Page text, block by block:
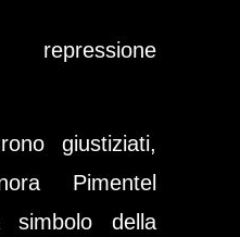
giustiziati,
Pimentel
simbolo della